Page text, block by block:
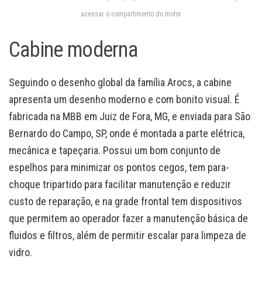
acessar o compartimento do motor
Cabine moderna
Seguindo o desenho global da família Arocs, a cabine
apresenta um desenho moderno e com bonito visual. É
fabricada na MBB em Juiz de Fora, MG, e enviada para São
Bernardo do Campo, SP, onde é montada a parte elétrica,
mecânica e tapeçaria. Possui um bom conjunto de
espelhos para minimizar os pontos cegos, tem para-
choque tripartido para facilitar manutenção e reduzir
custo de reparação, e na grade frontal tem dispositivos
que permitem ao operador fazer a manutenção básica de
fluidos e filtros, além de permitir escalar para limpeza de
vidro.